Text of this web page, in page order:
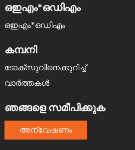
ഒഇഎം*ഒഡിഎം
ഒഇഎം*ഒഡിഎം
കമ്പനി
ടോക്സുവിനെക്കുറിച്ച്
വാർത്തകൾ
ഞങ്ങളെ സമീപിക്കുക
അന്വേഷണം